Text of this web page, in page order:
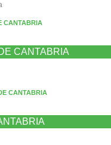
CANTABRIA
CANTABRIA
CANTABRIA